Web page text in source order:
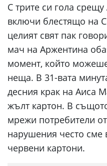
С трите си гола
включи блестящо на
целият свят пак
мач на Аржентина
момент, който
неща. В 31-вата
десния крак на Аиса
жълт картон. В
мрежи потребители
нарушения често сме
червени картони.